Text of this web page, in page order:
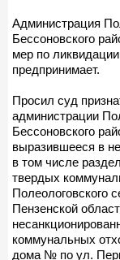
Администрация
Бессоновского
мер по
предпринимает.
Просил суд
администрации
Бессоновского
выразившееся в
в том числе
твердых
Полеологовского
Пензенской
коммунальных
дома № по ул.